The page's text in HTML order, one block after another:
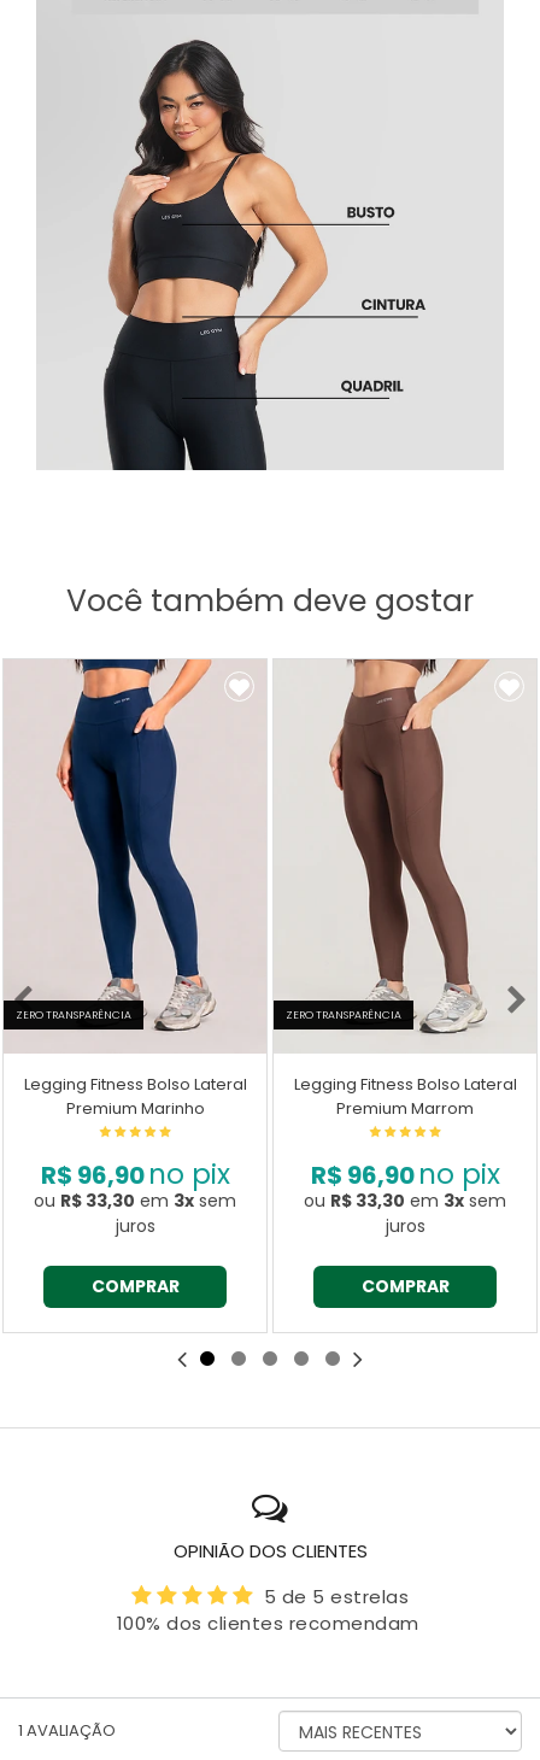
Você também deve gostar
ZERO TRANSPARÊNCIA
Legging Fitness Bolso Lateral
Premium Marinho
R$ 96,90no pix
ou R$ 33,30 em 3x sem
juros
COMPRAR
ZERO TRANSPARÊNCIA
Legging Fitness Bolso Lateral
Premium Marrom
R$ 96,90no pix
ou R$ 33,30 em 3x sem
juros
COMPRAR
OPINIÃO DOS CLIENTES
5 de 5 estrelas
100% dos clientes recomendam
1 AVALIAÇÃO
ORDENAR
AVALIAÇÕES